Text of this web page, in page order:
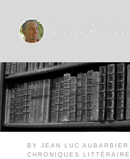
BY JEAN LUC AUBARBIER
CHRONIQUES